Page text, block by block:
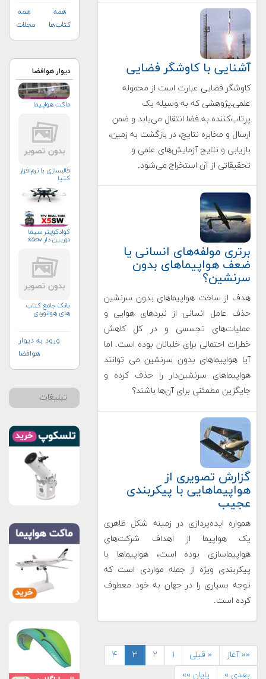
آشنایی با کاوشگر فضایی
کاوشگر فضایی عبارت است از محموله
علمی‌ـ‌پژوهشی که به وسیله یک
پرتاب‌کننده به فضا انتقال می‌یابد و ضمن
ارسال و مخابره نتایج، در بازگشت به زمین،
بازیابی و نتایج آزمایش‌های علمی و
تحقیقاتی از آن استخراج می‌شود.
برتری مولفه‌های انسانی یا
ضعف هواپیماهای بدون
سرنشین؟
هدف از ساخت هواپیماهای بدون سرنشین
حذف عامل انسانی از نبردهای هوایی و
عملیات‌های تجسسی و در کل کاهش
خطرات احتمالی برای خلبانان بوده است. اما
آیا هواپیماهای بدون سرنشین می توانند
هواپیماهای سرنشین‌دار را حذف کرده و
جایگزین مطمئنی برای آن‌ها باشند؟
گزارش تصویری از
هواپیماهایی با پیکربندی
عجیب
همواره ایده‌پردازی در زمینه شکل ظاهری
یک هواپیما از اهداف شرکت‌های
هواپیماسازی بوده است، هواپیماها با
پیکربندی ویژه از جمله مواردی است که
توجه بسیاری را در جهان به خود معطوف
کرده است.
«« آغاز « قبلی ۱ ۲ ۳
۴
بعدی »
پایان »»
همه
کتاب‌ها
همه
مجلات
دیوار هوافضا
ماکت هواپیما
قالبسازی با نرم‌افزار
کتیا
کوادکوپتر سیما
دوربین دار x۵sw
بانک جامع کتاب
های هوانوردی
ورود به دیوار
هوافضا
تبلیغات